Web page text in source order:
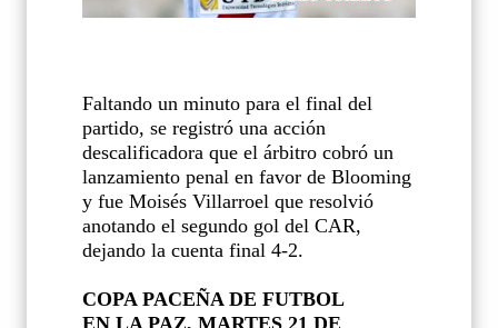
Faltando un minuto para el final del
partido, se registró una acción
descalificadora que el árbitro cobró un
lanzamiento penal en favor de Blooming
y fue Moisés Villarroel que resolvió
anotando el segundo gol del CAR,
dejando la cuenta final 4-2.
COPA PACEÑA DE FUTBOL
EN LA PAZ, MARTES 21 DE